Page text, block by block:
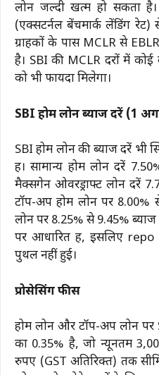
लोन जल्दी खत्म हो सकता
(एक्सटर्नल बेंचमार्क लेंडिंग
ग्राहकों के पास MCLR से
है। SBI की MCLR दरों में कोई
को भी फायदा मिलेगा।
SBI होम लोन ब्याज दरें (1
SBI होम लोन की ब्याज दरें भी
हैं। सामान्य होम लोन दरें
मैक्सगेन ओवरड्राफ्ट लोन दरें
टॉप-अप होम लोन पर
लोन पर 8.25% से 9.45%
पर आधारित हैं, इसलिए
पुथल नहीं हुई।
प्रोसेसिंग फीस
होम लोन और टॉप-अप लोन पर
का 0.35% है, जो न्यूनतम
रुपए (GST अतिरिक्त) तक